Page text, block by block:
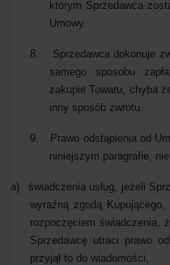
którym Sprzedawca
Umowy.
8.
Sprzedawca dokonuje
samego sposobu
zakupie Towaru, chyba
inny sposób zwrotu.
9.
Prawo odstąpienia od
niniejszym paragrafie,
a)
świadczenia usług, jeżeli
wyraźną zgodą Kupującego,
rozpoczęciem świadczenia,
Sprzedawcę utraci prawo
przyjął to do wiadomości,